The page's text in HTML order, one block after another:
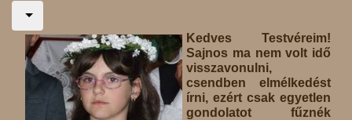
Kedves Testvéreim!
Sajnos ma nem volt idő
visszavonulni,
csendben elmélkedést
írni, ezért csak egyetlen
gondolatot fűznék